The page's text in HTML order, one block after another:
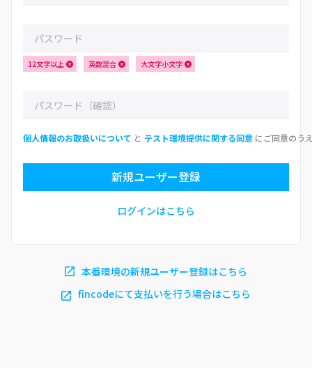
12文字以上 英数混合 大文字小文字
個人情報のお取扱いについて と テスト環境提供に関する同意 にご同意のう
新規ユーザー登録
ログインはこちら
本番環境の新規ユーザー登録はこちら
fincodeにて支払いを行う場合はこちら